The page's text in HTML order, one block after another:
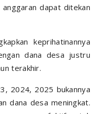
anggaran dapat ditekan
keprihatinannya
dana desa justru
terakhir.
2024, 2025 bukannya
dana desa meningkat.